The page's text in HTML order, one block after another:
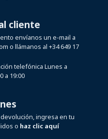
cliente
envíanos un e-mail a
o llámanos al +34 649 17
telefónica Lunes a
a 19:00
ingresa en tu
o haz clic aquí